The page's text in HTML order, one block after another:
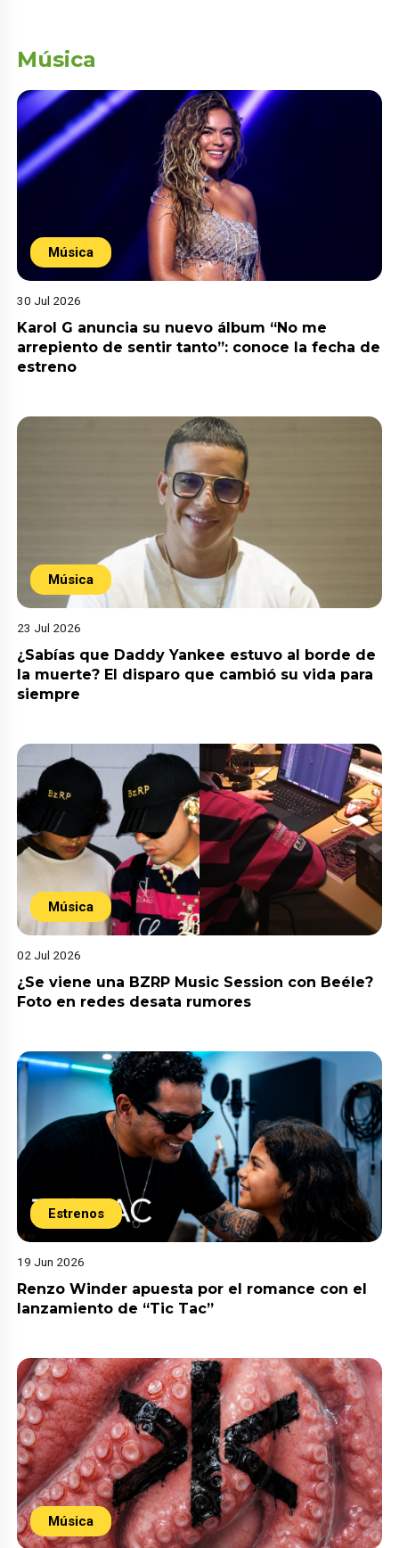
Música
Música
30 Jul 2026
Karol G anuncia su nuevo álbum “No me
arrepiento de sentir tanto”: conoce la fecha de
estreno
Música
23 Jul 2026
¿Sabías que Daddy Yankee estuvo al borde de
la muerte? El disparo que cambió su vida para
siempre
Música
02 Jul 2026
¿Se viene una BZRP Music Session con Beéle?
Foto en redes desata rumores
Estrenos
19 Jun 2026
Renzo Winder apuesta por el romance con el
lanzamiento de “Tic Tac”
Música